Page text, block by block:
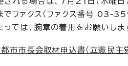
でファクス（ファクス番号 03-
っては、腕章の着用をお願いしま
市市長会取材申込書（立憲民主